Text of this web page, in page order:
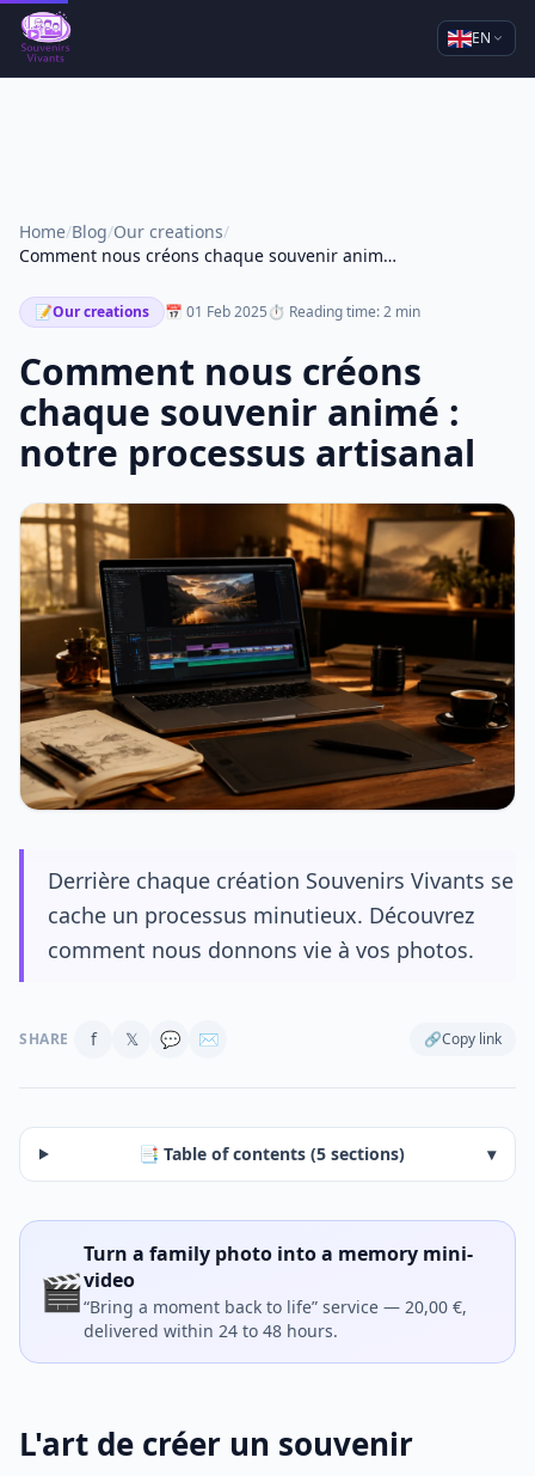
EN
Home/Blog/Our creations/
Comment nous créons chaque souvenir animé : notre processus artisanal
📝Our creations 📅 01 Feb 2025⏱ Reading time: 2 min
Comment nous créons
chaque souvenir animé :
notre processus artisanal
Derrière chaque création Souvenirs Vivants se
cache un processus minutieux. Découvrez
comment nous donnons vie à vos photos.
SHARE f 𝕏 💬 ✉ 🔗Copy link
📑 Table of contents (5 sections) ▾
🎬
Turn a family photo into a memory mini-
video
“Bring a moment back to life” service — 20,00 €,
delivered within 24 to 48 hours.
L'art de créer un souvenir